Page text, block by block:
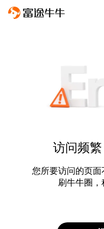
访问频
您所要访问的页
刷牛牛圈，